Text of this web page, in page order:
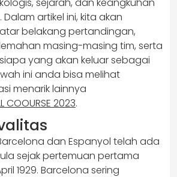
artikel ini, kita akan
belakang pertandingan,
masing-masing tim, serta
yang akan keluar sebagai
ini anda bisa melihat
menarik lainnya
COOURSE 2023.
dan Espanyol telah ada
sejak pertemuan pertama
1929. Barcelona sering